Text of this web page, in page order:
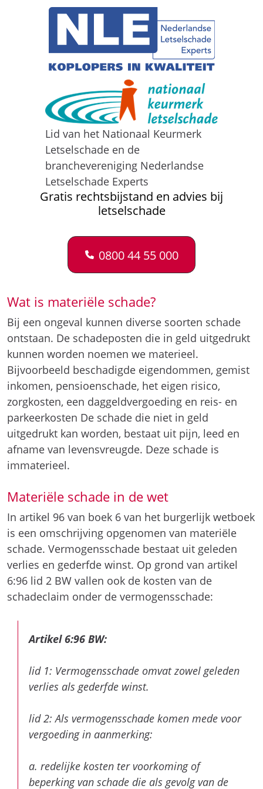
Lid van het Nationaal Keurmerk
Letselschade en de
branchevereniging Nederlandse
Letselschade Experts
Gratis rechtsbijstand en advies bij
letselschade
0800 44 55 000
Wat is materiële schade?
Bij een ongeval kunnen diverse soorten schade
ontstaan. De schadeposten die in geld uitgedrukt
kunnen worden noemen we materieel.
Bijvoorbeeld beschadigde eigendommen, gemist
inkomen, pensioenschade, het eigen risico,
zorgkosten, een daggeldvergoeding en reis- en
parkeerkosten De schade die niet in geld
uitgedrukt kan worden, bestaat uit pijn, leed en
afname van levensvreugde. Deze schade is
immaterieel.
Materiële schade in de wet
In artikel 96 van boek 6 van het burgerlijk wetboek
is een omschrijving opgenomen van materiële
schade. Vermogensschade bestaat uit geleden
verlies en gederfde winst. Op grond van artikel
6:96 lid 2 BW vallen ook de kosten van de
schadeclaim onder de vermogensschade:
Artikel 6:96 BW:
lid 1: Vermogensschade omvat zowel geleden
verlies als gederfde winst.
lid 2: Als vermogensschade komen mede voor
vergoeding in aanmerking:
a. redelijke kosten ter voorkoming of
beperking van schade die als gevolg van de